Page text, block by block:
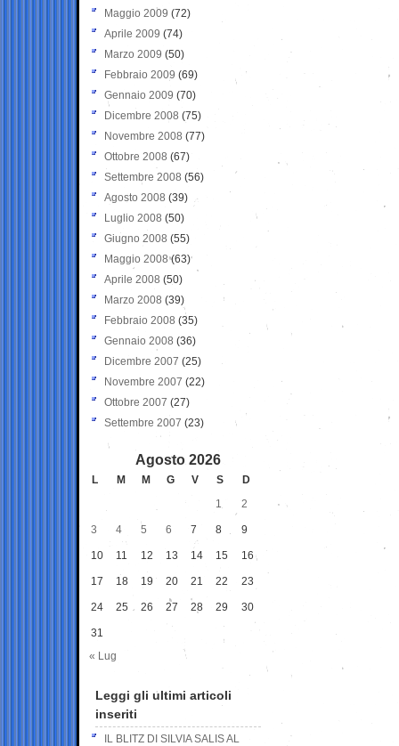
Maggio 2009 (72)
Aprile 2009 (74)
Marzo 2009 (50)
Febbraio 2009 (69)
Gennaio 2009 (70)
Dicembre 2008 (75)
Novembre 2008 (77)
Ottobre 2008 (67)
Settembre 2008 (56)
Agosto 2008 (39)
Luglio 2008 (50)
Giugno 2008 (55)
Maggio 2008(63)
Aprile 2008 (50)
Marzo 2008 (39)
Febbraio 2008 (35)
Gennaio 2008 (36)
Dicembre 2007 (25)
Novembre 2007 (22)
Ottobre 2007 (27)
Settembre 2007 (23)
Agosto 2026
L M M G V S
D
1
2
3 4 5 6 7 8 9
10 11 12 13 14 15 16
17 18 19 20 21 22 23
24 25 26 27 28 29 30
31
« Lug
Leggi gli ultimi articoli
inseriti
IL BLITZ DI SILVIA SALIS AL